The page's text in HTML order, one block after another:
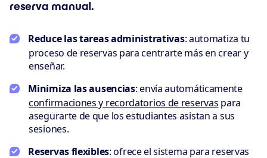
reserva manual.
Reduce las tareas administrativas: automatiza tu
proceso de reservas para centrarte más en crear y
enseñar.
Minimiza las ausencias: envía automáticamente
confirmaciones y recordatorios de reservas para
asegurarte de que los estudiantes asistan a sus
sesiones.
Reservas flexibles: ofrece el sistema para reservas